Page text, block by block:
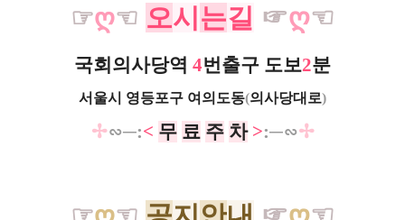
☞ღ☜ 오시 는길 ☞ღ☜
국회의사당역 4번출구 도보2분
서울시 영등포구 여의도동(의사당대로)
✢∽─:< 무 료 주 차 >:─∽✢